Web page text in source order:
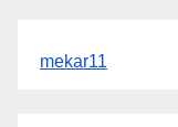
mekar11